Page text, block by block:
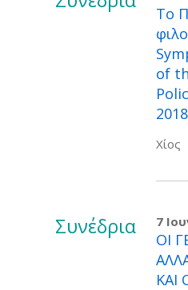
Το
of
Χίος
Συνέδρια 7
ΟΙ
ΚΑΙ